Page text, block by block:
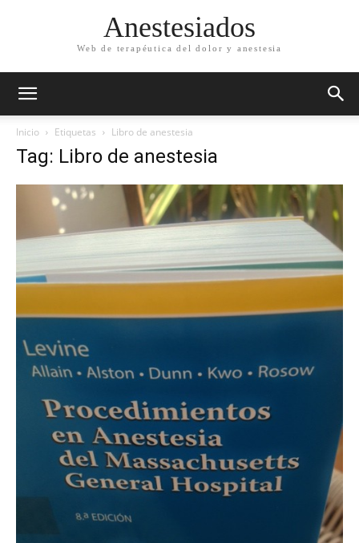
Anestesiados
Web de terapéutica del dolor y anestesia
Inicio Etiquetas Libro de anestesia
Tag: Libro de anestesia